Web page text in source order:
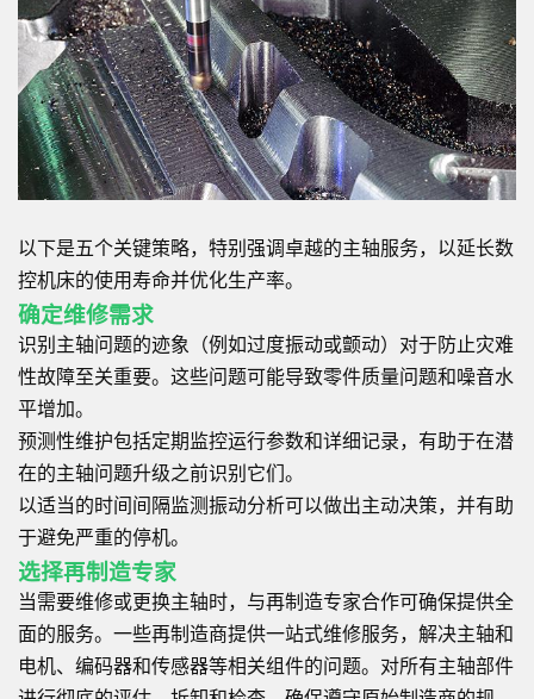
以下是五个关键策略，特别强调卓越的主轴服务，以延长数
控机床的使用寿命并优化生产率。
确定维修需求
识别主轴问题的迹象（例如过度振动或颤动）对于防止灾难
性故障至关重要。这些问题可能导致零件质量问题和噪音水
平增加。
预测性维护包括定期监控运行参数和详细记录，有助于在潜
在的主轴问题升级之前识别它们。
以适当的时间间隔监测振动分析可以做出主动决策，并有助
于避免严重的停机。
选择再制造专家
当需要维修或更换主轴时，与再制造专家合作可确保提供全
面的服务。一些再制造商提供一站式维修服务，解决主轴和
电机、编码器和传感器等相关组件的问题。对所有主轴部件